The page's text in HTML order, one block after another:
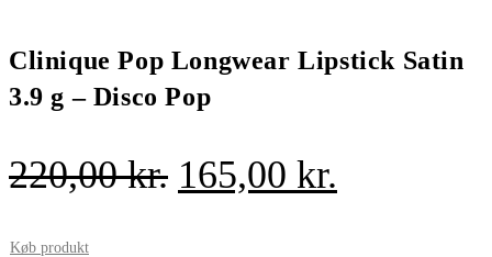
Clinique Pop Longwear Lipstick Satin
3.9 g – Disco Pop
220,00kr. Den
165,00 kr.
Køb produkt